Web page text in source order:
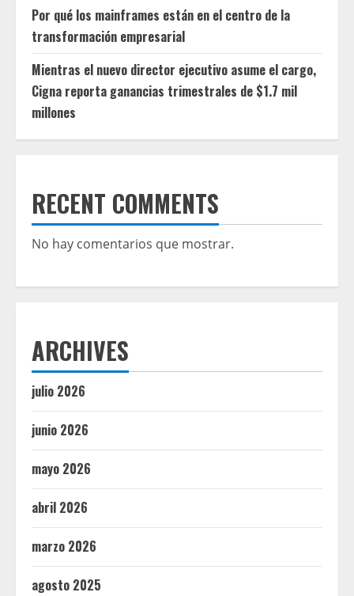
Por qué los mainframes están en el centro de la
transformación empresarial
Mientras el nuevo director ejecutivo asume el cargo,
Cigna reporta ganancias trimestrales de $1.7 mil
millones
RECENT COMMENTS
No hay comentarios que mostrar.
ARCHIVES
julio 2026
junio 2026
mayo 2026
abril 2026
marzo 2026
agosto 2025